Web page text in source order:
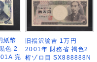
紙幣
色 2
完
旧福沢諭吉 1万円
2001年 財務省 褐色2
桁ゾロ目 SX888888N